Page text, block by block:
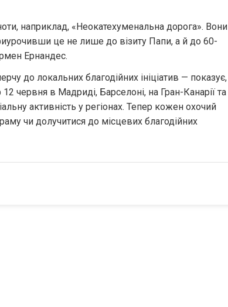
наприклад, «Неокатехуменальна дорога». Вони
це не лише до візиту Папи, а й до 60-
Ернандес.
до локальних благодійних ініціатив — показує,
червня в Мадриді, Барселоні, на Гран-Канарії та
активність у регіонах. Тепер кожен охочий
чи долучитися до місцевих благодійних